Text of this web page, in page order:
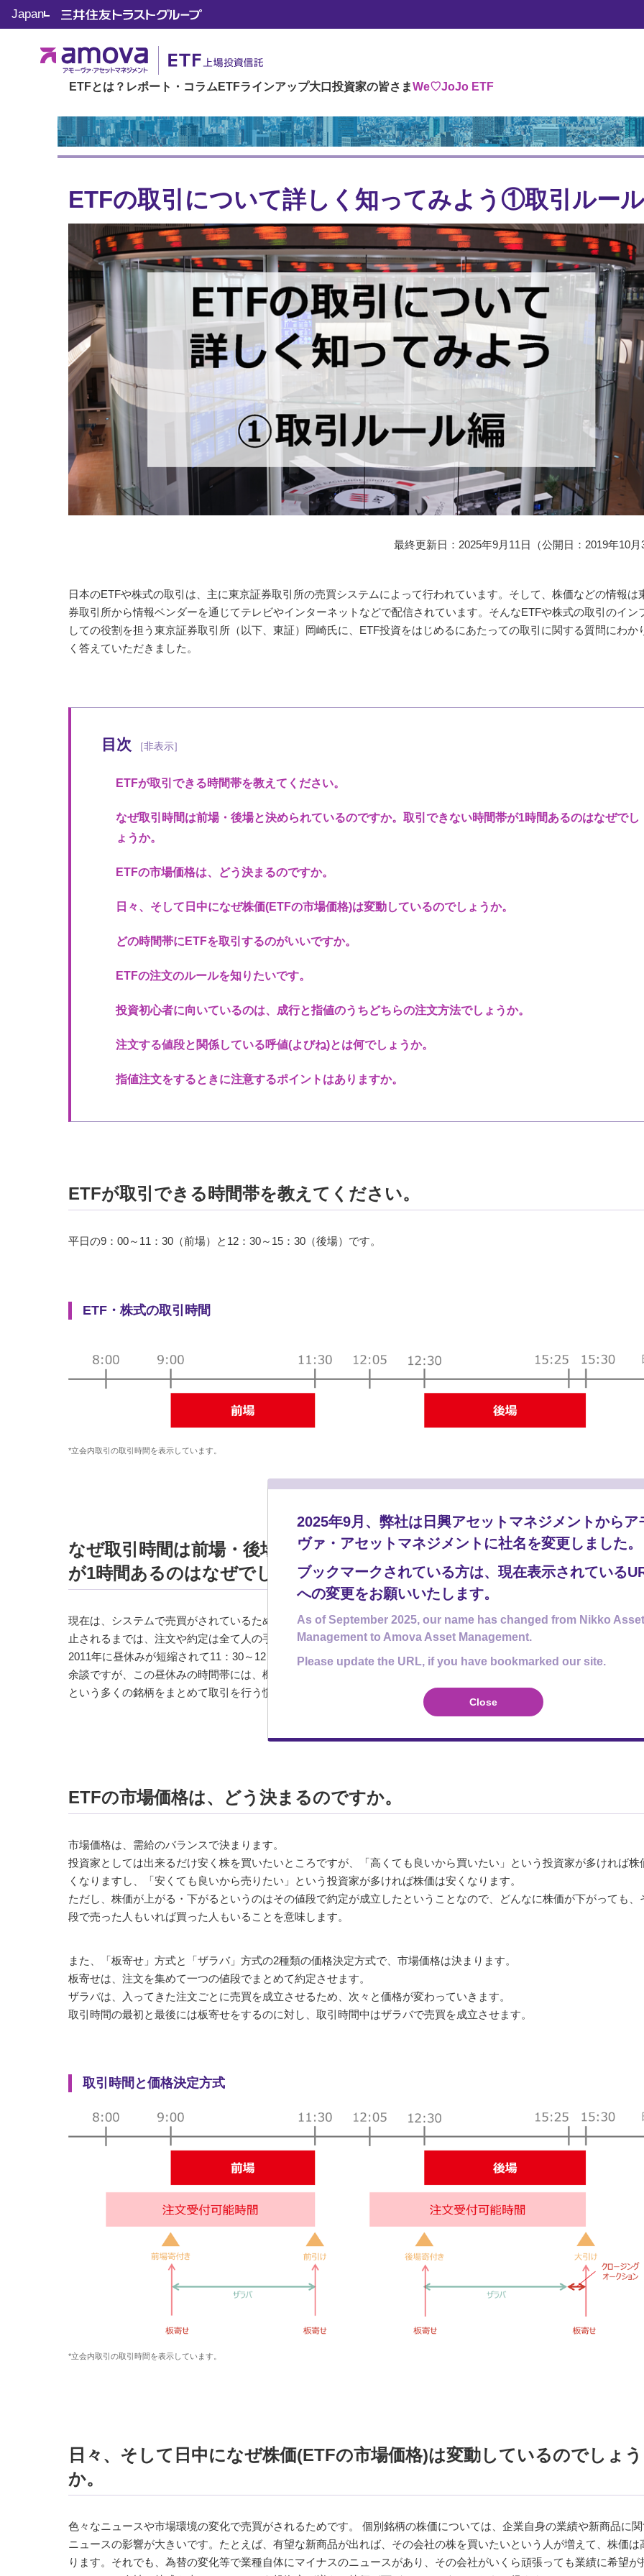
ETFとは？ レポート・コラム ETFラインアップ大口投資家の皆さまWe♡JoJo ETF
Japan トップ We♡JoJo ETFトップ ETFのキホン
ETFの取引について詳しく知ってみよう①取引ルー
最終更新日：2025年9月11日（公開日：2019年10月
日本のETFや株式の取引は、主に東京証券取引所の売買システムによって行われています。そして、株価などの情報は
券取引所から情報ベンダーを通じてテレビやインターネットなどで配信されています。そんなETFや株式の取引のイン
しての役割を担う東京証券取引所（以下、東証）岡崎氏に、ETF投資をはじめるにあたっての取引に関する質問にわか
く答えていただきました。
目次
ETFが取引できる時間帯を教えてください。
なぜ取引時間は前場・後場と決められているのですか。取引できない時間帯が1時間あるのはなぜでし
ょうか。
ETFの市場価格は、どう決まるのですか。
日々、そして日中になぜ株価(ETFの市場価格)は変動しているのでしょうか。
どの時間帯にETFを取引するのがいいですか。
ETFの注文のルールを知りたいです。
投資初心者に向いているのは、成行と指値のうちどちらの注文方法でしょうか。
注文する値段と関係している呼値(よびね)とは何でしょうか。
指値注文をするときに注意するポイントはありますか。
ETFが取引できる時間帯を教えてください。
平日の9：00～11：30（前場）と12：30～15：30（後場）です。
ETF・株式の取引時間
*立会内取引の取引時間を表示しています。
なぜ取引時間は前場・後場と決められているのですか。取引できない時
が1時間あるのはなぜでしょうか。
現在は、システムで売買がされているため、実際の注文や約定は自動的に処理がされています。しかし、1999年に立会
止されるまでは、注文や約定は全て人の手によって行われていたため、現在より30分間長い1時間半の昼休みがありまし
2011年に昼休みが短縮されて11：30～12：30が取引できない時間帯となり、現在の取引時間となりました。
余談ですが、この昼休みの時間帯には、機関投資家には、株式の取引がされていない＝株価が動かない間に、バスケッ
という多くの銘柄をまとめて取引を行う慣行があります。
ETFの市場価格は、どう決まるのですか。
市場価格は、需給のバランスで決まります。
投資家としては出来るだけ安く株を買いたいところですが、「高くても良いから買いたい」という投資家が多ければ株
くなりますし、「安くても良いから売りたい」という投資家が多ければ株価は安くなります。
ただし、株価が上がる・下がるというのはその値段で約定が成立したということなので、どんなに株価が下がっても、
段で売った人もいれば買った人もいることを意味します。
また、「板寄せ」方式と「ザラバ」方式の2種類の価格決定方式で、市場価格は決まります。
板寄せは、注文を集めて一つの値段でまとめて約定させます。
ザラバは、入ってきた注文ごとに売買を成立させるため、次々と価格が変わっていきます。
取引時間の最初と最後には板寄せをするのに対し、取引時間中はザラバで売買を成立させます。
取引時間と価格決定方式
*立会内取引の取引時間を表示しています。
日々、そして日中になぜ株価(ETFの市場価格)は変動しているのでしょう
か。
色々なニュースや市場環境の変化で売買がされるためです。 個別銘柄の株価については、企業自身の業績や新商品に関
ニュースの影響が大きいです。たとえば、有望な新商品が出れば、その会社の株を買いたいという人が増えて、株価は
ります。それでも、為替の変化等で業種自体にマイナスのニュースがあり、その会社がいくら頑張っても業績に希望が
2025年9月、弊社は日興アセットマネジメントからア
ヴァ・アセットマネジメントに社名を変更しました。
ブックマークされている方は、現在表示されている
への変更をお願いいたします。
As of September 2025, our name has changed from Nikko Asset
Management to Amova Asset Management.
Please update the URL, if you have bookmarked our site.
Close